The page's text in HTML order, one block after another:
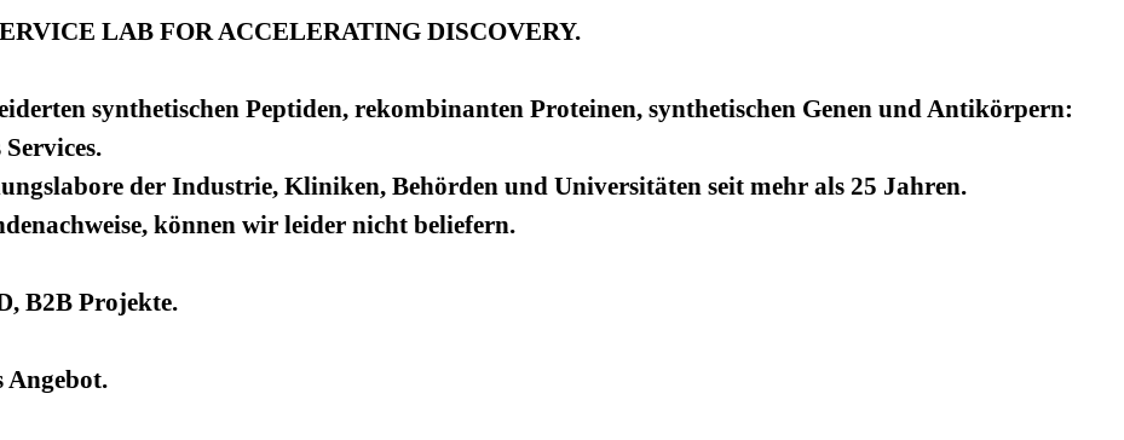
LAB FOR ACCELERATING DISCOVERY.
synthetischen Peptiden, rekombinanten Proteinen, synthetischen Genen und Antikörpern:
der Industrie, Kliniken, Behörden und Universitäten seit mehr als 25 Jahren.
können wir leider nicht beliefern.
B2B Projekte.
Angebot.